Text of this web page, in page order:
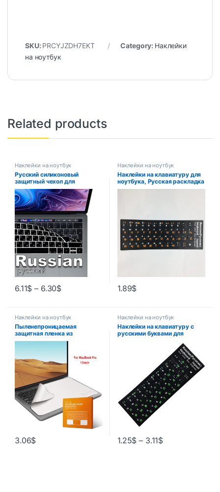
SKU: PRCYJZDH7EKT Category: Наклейки
на ноутбук
Related products
Наклейки на ноутбук
Русский силиконовый
защитный чехол для
клавиатуры Macbook
air13/12/15/16pro, сенсорная
панель
A1706/A1466/A2941/A1990/
A1398/A2289A1932/A2141
6.11$ – 6.30$
Наклейки на ноутбук
Наклейки на клавиатуру для
ноутбука, Русская раскладка
1.89$
Наклейки на ноутбук
Пыленепроницаемая
защитная пленка из
микрофибры для ноутбука,
салфетка для очистки экрана
для MacBook Pro 13/15/16
3.06$
Наклейки на ноутбук
Наклейки на клавиатуру с
русскими буквами для
настольного компьютера,
чехлы на клавиатуру,
наклейки в России
1.25$ – 3.11$